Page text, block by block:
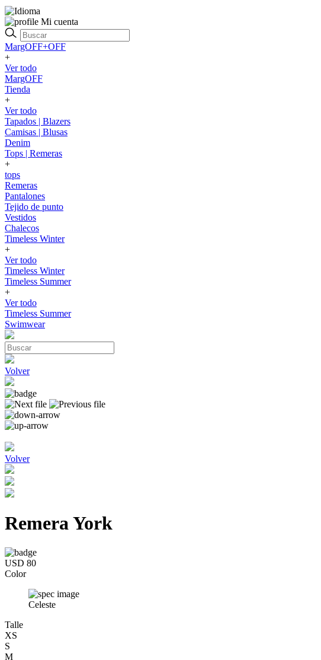
Mi cuenta
MargOFF+OFF
+
Ver todo
MargOFF
Tienda
+
Ver todo
Tapados | Blazers
Camisas | Blusas
Denim
Tops | Remeras
+
tops
Remeras
Pantalones
Tejido de punto
Vestidos
Chalecos
Timeless Winter
+
Ver todo
Timeless Winter
Timeless Summer
+
Ver todo
Timeless Summer
Swimwear
Volver
Volver
Remera York
USD 80
Color
Celeste
Talle
XS
S
M